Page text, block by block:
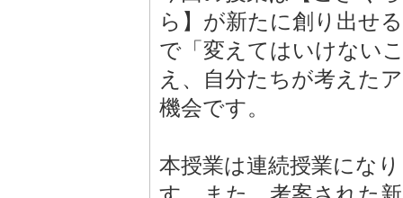
ら】が新たに創り出せ
で「変えてはいけない
え、自分たちが考えた
機会です。
本授業は連続授業にな